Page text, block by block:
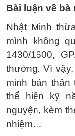
Bài luận về bà
Nhật Minh
mình không
1430/1600,
thưởng. Vì
minh bản thân
thể hiện kỹ
nguyện, kèm
nhiệm…